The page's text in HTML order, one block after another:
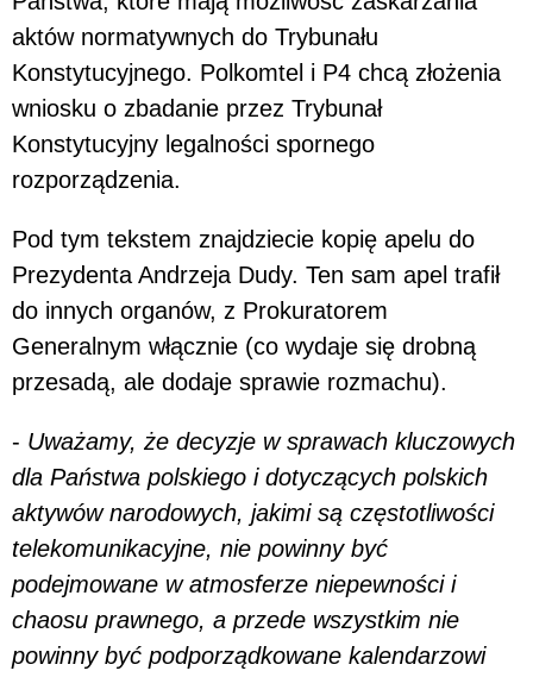
aktów normatywnych do Trybunału
Konstytucyjnego. Polkomtel i P4 chcą złożenia
wniosku o zbadanie przez Trybunał
Konstytucyjny legalności spornego
rozporządzenia.
Pod tym tekstem znajdziecie kopię apelu do
Prezydenta Andrzeja Dudy. Ten sam apel trafił
do innych organów, z Prokuratorem
Generalnym włącznie (co wydaje się drobną
przesadą, ale dodaje sprawie rozmachu).
- Uważamy, że decyzje w sprawach kluczowych
dla Państwa polskiego i dotyczących polskich
aktywów narodowych, jakimi są częstotliwości
telekomunikacyjne, nie powinny być
podejmowane w atmosferze niepewności i
chaosu prawnego, a przede wszystkim nie
powinny być podporządkowane kalendarzowi